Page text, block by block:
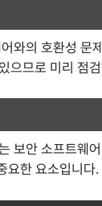
와의 호환성 문
으므로 미리 점
보안 소프트웨
요한 요소입니다.